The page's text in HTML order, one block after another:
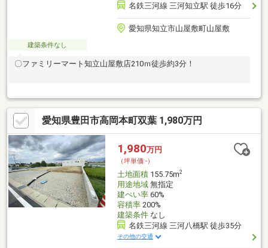
名鉄三河線 三河知立駅 徒歩16分
愛知県知立市山屋敷町山屋敷
建築条件なし
〇ファミリーマート知立山屋敷店210ｍ徒歩約3分！
愛知県豊田市高岡本町双葉 1,980万円
1,980万円
（坪単価:-）
土地面積155.75m2
用途地域無指定
建ぺい率60%
容積率200%
建築条件なし
名鉄三河線 三河八橋駅 徒歩35分
その他の交通